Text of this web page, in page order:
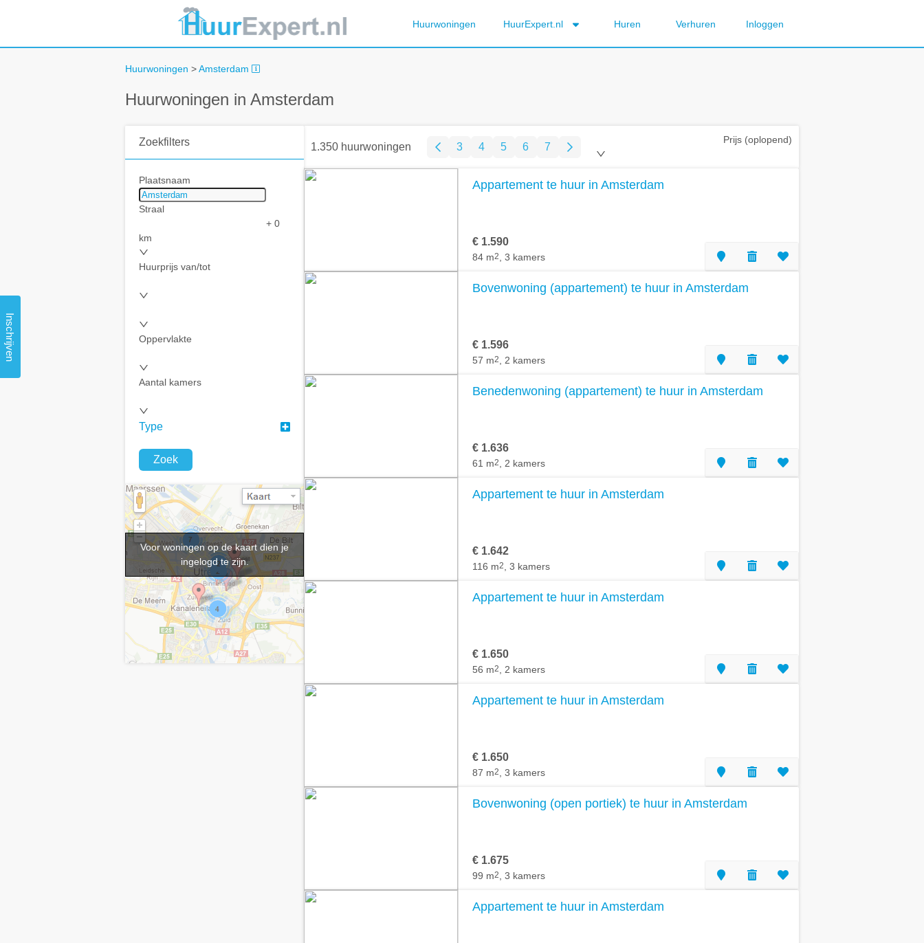
Huurwoningen HuurExpert.nl Huren Verhuren Inloggen
Huurwoningen >Amsterdam
Huurwoningen in Amsterdam
Zoekfilters
Plaatsnaam
Straal
+ 0
km
Huurprijs van/tot
Oppervlakte
Aantal kamers
Type
Zoek
Voor woningen op de kaart dien je
ingelogd te zijn.
1.350 huurwoningen 3 4 5 6 7
Prijs (oplopend)
Appartement te huur in Amsterdam
€ 1.590
84 m2 , 3 kamers
Bovenwoning (appartement) te huur in Amsterdam
€ 1.596
57 m2 , 2 kamers
Benedenwoning (appartement) te huur in Amsterdam
€ 1.636
61 m2 , 2 kamers
Appartement te huur in Amsterdam
€ 1.642
116 m2 , 3 kamers
Appartement te huur in Amsterdam
€ 1.650
56 m2 , 2 kamers
Appartement te huur in Amsterdam
€ 1.650
87 m2 , 3 kamers
Bovenwoning (open portiek) te huur in Amsterdam
€ 1.675
99 m2 , 3 kamers
Appartement te huur in Amsterdam
Inschrijven